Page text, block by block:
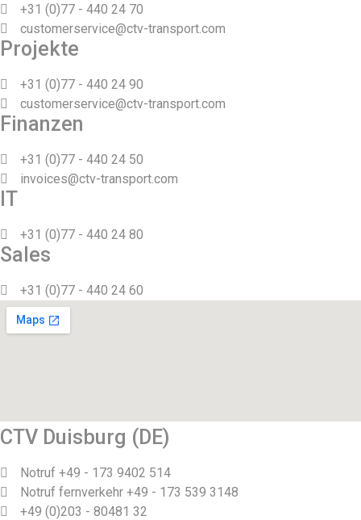
+31 (0)77 - 440 24 70
customerservice@ctv-transport.com
Projekte
+31 (0)77 - 440 24 90
customerservice@ctv-transport.com
Finanzen
+31 (0)77 - 440 24 50
invoices@ctv-transport.com
IT
+31 (0)77 - 440 24 80
Sales
+31 (0)77 - 440 24 60
CTV Duisburg (DE)
Notruf +49 - 173 9402 514
Notruf fernverkehr +49 - 173 539 3148
+49 (0)203 - 80481 32